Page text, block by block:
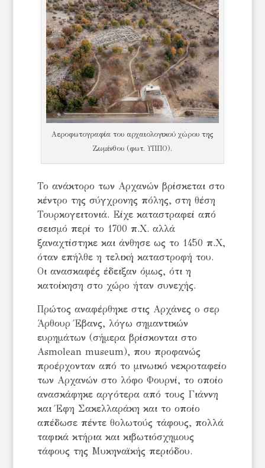
Αεροφωτογραφία του αρχαιολογικού χώρου της
Ζωμίνθου (φωτ. ΥΠΠΟ).
Το ανάκτορο των Αρχανών βρίσκεται στο
κέντρο της σύγχρονης πόλης, στη θέση
Τουρκογειτονιά. Είχε καταστραφεί από
σεισμό περί το 1700 π.Χ. αλλά
ξαναχτίστηκε και άνθησε ως το 1450 π.Χ,
όταν επήλθε η τελική καταστροφή του.
Οι ανασκαφές έδειξαν όμως, ότι η
κατοίκηση στο χώρο ήταν συνεχής.
Πρώτος αναφέρθηκε στις Αρχάνες ο σερ
Άρθουρ Έβανς, λόγω σημαντικών
ευρημάτων (σήμερα βρίσκονται στο
Asmolean museum), που προφανώς
προέρχονταν από το μινωικό νεκροταφείο
των Αρχανών στο λόφο Φουρνί, το οποίο
ανασκάφηκε αργότερα από τους Γιάννη
και Έφη Σακελλαράκη και το οποίο
απέδωσε πέντε θολωτούς τάφους, πολλά
ταφικά κτήρια και κιβωτιόσχημους
τάφους της Μυκηναϊκής περιόδου.